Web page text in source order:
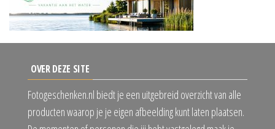
OVER DEZE SITE
Fotogeschenken.nl biedt je een uitgebreid overzicht van alle
producten waarop je je eigen afbeelding kunt laten plaatsen.